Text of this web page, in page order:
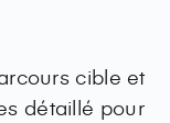
cible et
détaillé pour